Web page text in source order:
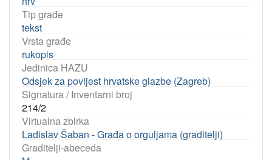
Tip građe
tekst
Vrsta građe
rukopis
Jedinica HAZU
Odsjek za povijest hrvatske glazbe (Zagreb)
Signatura / Inventarni broj
214/2
Virtualna zbirka
Ladislav Šaban - Građa o orguljama (graditelji)
Graditelji-abeceda